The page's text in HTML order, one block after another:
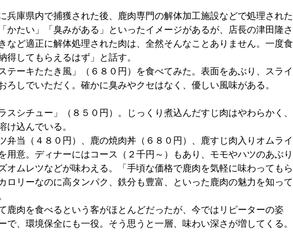
兵庫県内で捕獲された後、鹿肉専門の解体加工施設などで処理された
かたい」「臭みがある」といったイメージがあるが、店長の津田隆さ
など適正に解体処理された肉は、全然そんなことありません。一度食
得してもらえるはず」と話す。
ーキたたき風」（６８０円）を食べてみた。表面をあぶり、スライ
ろしでいただく。確かに臭みやクセはなく、優しい風味がある。
スシチュー」（８５０円）。じっくり煮込んだすじ肉はやわらかく、
け込んでいる。
当（４８０円）、鹿の焼肉丼（６８０円）、鹿すじ肉入りオムライ
用意。ディナーにはコース（２千円～）もあり、モモやハツのあぶり
オムレツなどが味わえる。「手頃な価格で鹿肉を気軽に味わってもら
ロリーなのに高タンパク、鉄分も豊富、といった鹿肉の魅力を知って
肉を食べるという客がほとんどだったが、今ではリピーターの姿
で、環境保全にも一役。そう思うと一層、味わい深さが増してくる。